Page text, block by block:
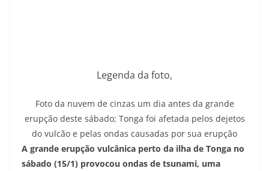
Legenda da foto,
Foto da nuvem de cinzas um dia antes da grande
erupção deste sábado; Tonga foi afetada pelos dejetos
do vulcão e pelas ondas causadas por sua erupção
A grande erupção vulcânica perto da ilha de Tonga no
sábado (15/1) provocou ondas de tsunami, uma